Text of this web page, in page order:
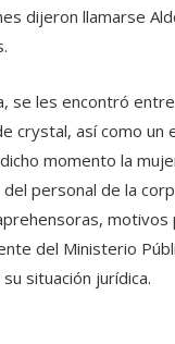
dijeron llamarse
se les encontró
crystal, así como un
momento la
personal de la
motivos
del Ministerio
situación jurídica.